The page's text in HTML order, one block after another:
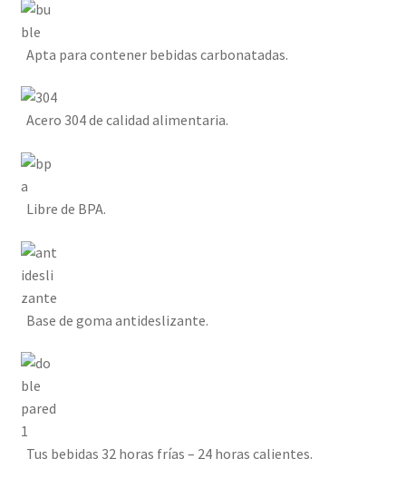
Apta para contener bebidas carbonatadas.
Acero 304 de calidad alimentaria.
Libre de BPA.
Base de goma antideslizante.
Tus bebidas 32 horas frías – 24 horas calientes.